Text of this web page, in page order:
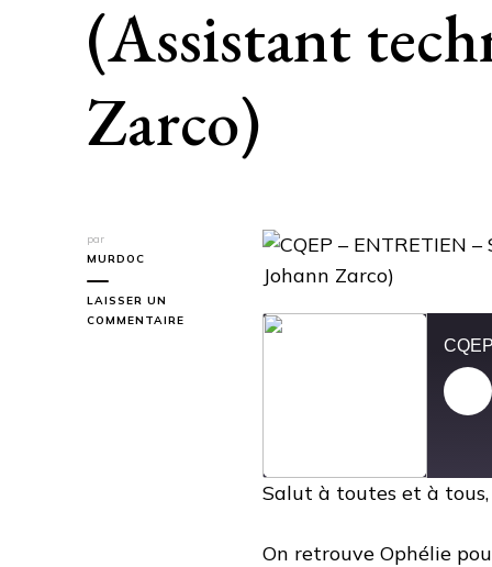
(Assistant
Zarco)
par
MURDOC
LAISSER UN
COMMENTAIRE
Salut à toutes et à tous,
On retrouve Ophélie